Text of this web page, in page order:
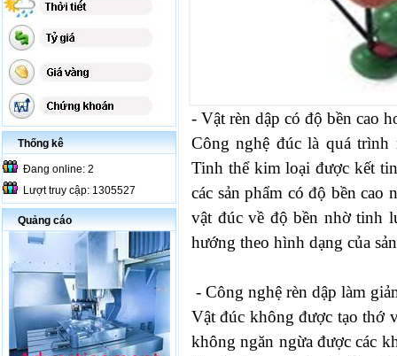
Thống kê
Đang online: 2
Lượt truy cập: 1305527
Quảng cáo
- Vật rèn dập có độ bền cao
Công nghệ đúc là quá
Tinh thể kim loại được kết
các sản phẩm có độ bền cao
vật đúc về độ bền nhờ tinh
hướng theo hình dạng của
- Công nghệ rèn dập làm
Vật đúc không được tạo thớ
không ngăn ngừa được các